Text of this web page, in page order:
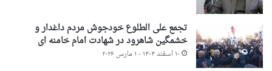
تجمع علی الطلوع خودجوش مردم داغدار و
خشمگین شاهرود در شهادت امام خامنه ای
۱۰ اسفند ۱۴۰۴ - ۱ مارس ۲۰۲۶